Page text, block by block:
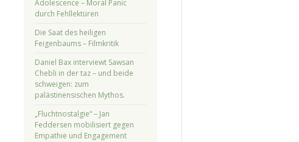
Adolescence – Moral Panic
durch Fehllektüren
Die Saat des heiligen
Feigenbaums – Filmkritik
Daniel Bax interviewt Sawsan
Chebli in der taz – und beide
schweigen: zum
palästinensischen Mythos.
„Fluchtnostalgie“ – Jan
Feddersen mobilisiert gegen
Empathie und Engagement